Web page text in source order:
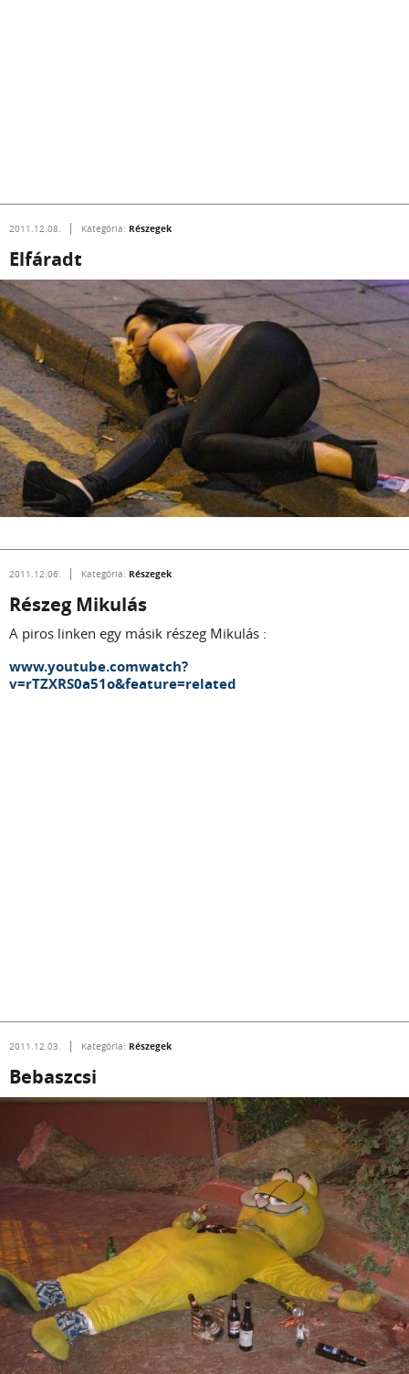
2011.12.08. Kategória: Részegek
Elfáradt
2011.12.06. Kategória: Részegek
Részeg Mikulás
A piros linken egy másik részeg Mikulás :
www.youtube.comwatch?
v=rTZXRS0a51o&feature=related
2011.12.03. Kategória: Részegek
Bebaszcsi